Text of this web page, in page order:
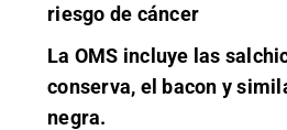
riesgo de cáncer
La OMS incluye las
conserva, el bacon y
negra.